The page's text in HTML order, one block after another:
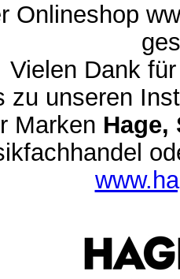
Onlineshop
Vielen Dank
zu unseren
Marken Hage,